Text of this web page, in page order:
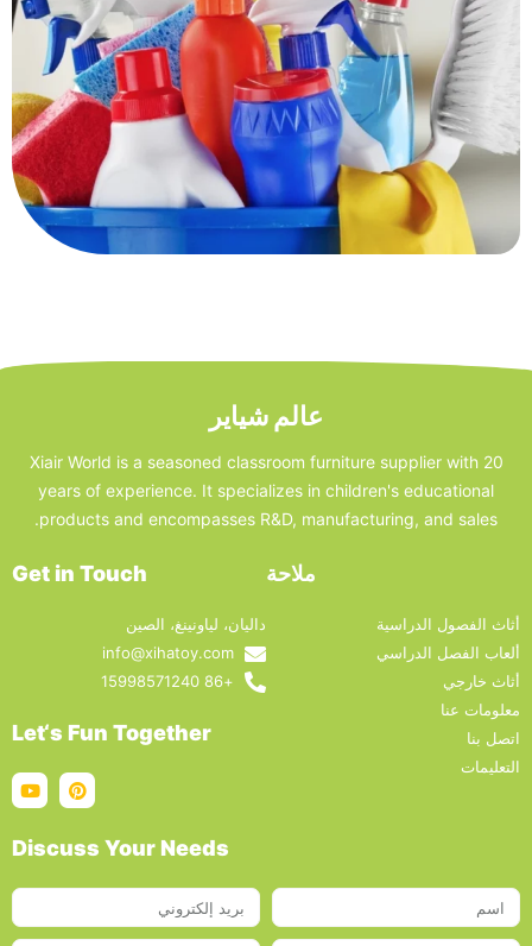
عالم شياير
Xiair World is a seasoned classroom furniture supplier with 20
years of experience. It specializes in children's educational
products and encompasses R&D, manufacturing, and sales.
ملاحة
أثاث الفصول الدراسية
ألعاب الفصل الدراسي
أثاث خارجي
معلومات عنا
اتصل بنا
التعليمات
Get in Touch
داليان، لياونينغ، الصين
info@xihatoy.com
+86 15998571240
Let‘s Fun Together
Discuss Your Needs